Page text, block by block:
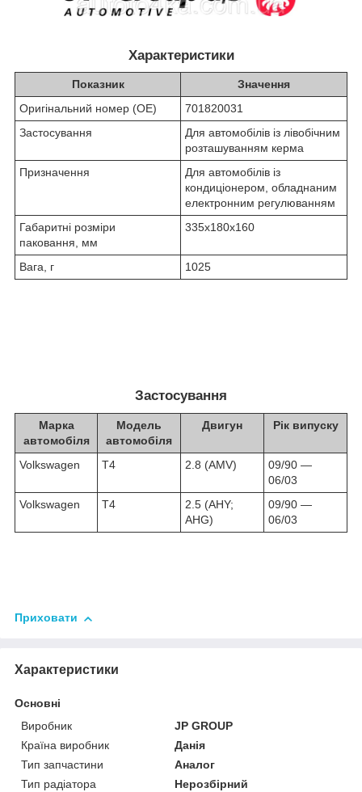
Характеристики
Показник
Значення
Оригінальний номер (OE)
701820031
Застосування
Для автомобілів із лівобічним
розташуванням керма
Призначення
Для автомобілів із
кондиціонером, обладнаним
електронним регулюванням
Габаритні розміри
паковання, мм
335х180х160
Вага, г 1025
Застосування
Марка
автомобіля
Модель
автомобіля
Двигун Рік випуску
Volkswagen T4 2.8 (AMV)
09/90 ―
06/03
Volkswagen
T4
2.5 (AHY;
AHG)
09/90 ―
06/03
Приховати
Характеристики
Основні
Виробник
JP GROUP
Країна виробник
Данія
Тип запчастини
Аналог
Тип радіатора
Нерозбірний